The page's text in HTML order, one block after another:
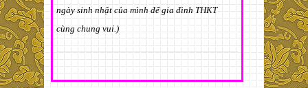
ngày sinh nhật của mình để gia đình THKT
cùng chung vui.)